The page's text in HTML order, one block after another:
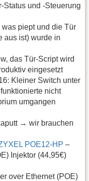
Status und -Steuerung
piept und die Tür
aus ist) wurde in
das Tür-Script wird
eingesetzt
Kleiner Switch unter
nicht
umgangen
→ wir brauchen
POE12-HP –
Injektor (44,95€)
over Ethernet (POE)